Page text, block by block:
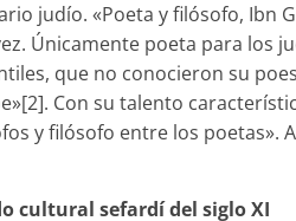
judío. «Poeta y filósofo, Ibn
Únicamente poeta para los
que no conocieron su
Con su talento
y filósofo entre los poetas».
cultural sefardí del siglo XI